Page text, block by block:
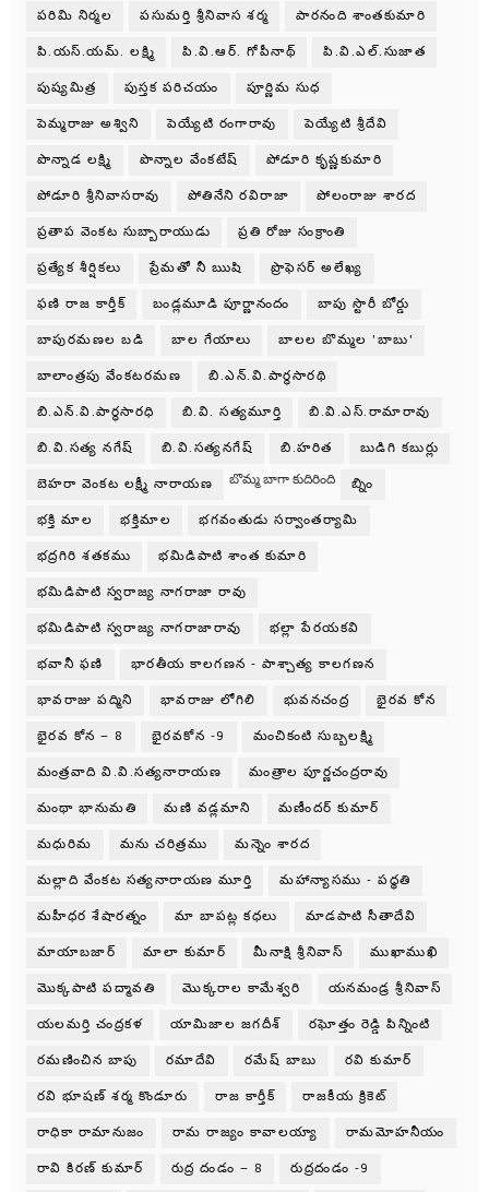
పరిమి నిర్మల పసుమర్తి శ్రీనివాస శర్మ పారనంది శాంతకుమారి
పి.యస్.యమ్. లక్ష్మి పి.వి.ఆర్. గోపీనాథ్ పి.వి.ఎల్.సుజాత
పుష్యమిత్ర పుస్తక పరిచయం పూర్ణిమ సుధ
పెమ్మరాజు అశ్విని పెయ్యేటి రంగారావు పెయ్యేటి శ్రీదేవి
పొన్నాడ లక్ష్మి పొన్నాల వేంకటేష్ పోడూరి కృష్ణకుమారి
పోడూరి శ్రీనివాసరావు పోతినేని రవిరాజా పోలంరాజు శారద
ప్రతాప వెంకట సుబ్బారాయుడు ప్రతి రోజు సంక్రాంతి
ప్రత్యేక శీర్షికలు ప్రేమతో నీ ఋషి ప్రొఫెసర్ అలేఖ్య
ఫణి రాజ కార్తీక్ బండ్లమూడి పూర్ణానందం బాపు స్టొరీ బోర్డు
బాపురమణల బడి బాల గేయాలు బాలల బొమ్మల 'బాబు'
బాలాంత్రపు వేంకటరమణ బి.ఎన్.వి.పార్థసారథి
బి.ఎన్.వి.పార్ధసారధి బి.వి. సత్యమూర్తి బి.వి.ఎస్.రామారావు
బి.వి.సత్య నగేష్ బి.వి.సత్యనగేష్ బి.హరిత బుడిగి కబుర్లు
బెహరా వెంకట లక్ష్మీ నారాయణ బొమ్మ బాగా కుదిరింది బ్నిం
భక్తి మాల భక్తిమాల భగవంతుడు సర్వాంతర్యామి
భద్రగిరి శతకము భమిడిపాటి శాంత కుమారి
భమిడిపాటి స్వరాజ్య నాగరాజా రావు
భమిడిపాటి స్వరాజ్య నాగరాజారావు భల్లా పేరయకవి
భవానీ ఫణి భారతీయ కాలగణన - పాశ్చాత్య కాలగణన
భావరాజు పద్మిని భావరాజు లోగిలి భువనచంద్ర భైరవ కోన
భైరవ కోన – 8 భైరవకోన -9 మంచికంటి సుబ్బలక్ష్మి
మంత్రవాది వి.వి.సత్యనారాయణ మంత్రాల పూర్ణచంద్రరావు
మంథా భానుమతి మణి వడ్లమాని మణీందర్ కుమార్
మధురిమ మను చరిత్రము మన్నెం శారద
మల్లాది వేంకట సత్యనారాయణ మూర్తి మహాన్యాసము - పధ్ధతి
మహీధర శేషారత్నం మా బాపట్ల కధలు మాడపాటి సీతాదేవి
మాయాబజార్ మాలా కుమార్ మీనాక్షి శ్రీనివాస్ ముఖాముఖి
మొక్కపాటి పద్మావతి మొక్కరాల కామేశ్వరి యనమండ్ర శ్రీనివాస్
యలమర్తి చంద్రకళ యామిజాల జగదీశ్ రఘోత్తం రెడ్డి పిన్నింటి
రమణించిన బాపు రమాదేవి రమేష్ బాబు రవి కుమార్
రవి భూషణ్ శర్మ కొండూరు రాజ కార్తీక్ రాజకీయ క్రికెట్
రాధికా రామానుజం రామ రాజ్యం కావాలయ్యా రామమోహనీయం
రావి కిరణ్ కుమార్ రుద్ర దండం – 8 రుద్రదండం -9